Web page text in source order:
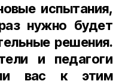
испытания,
нужно будет
решения.
и педагоги
вас к этим